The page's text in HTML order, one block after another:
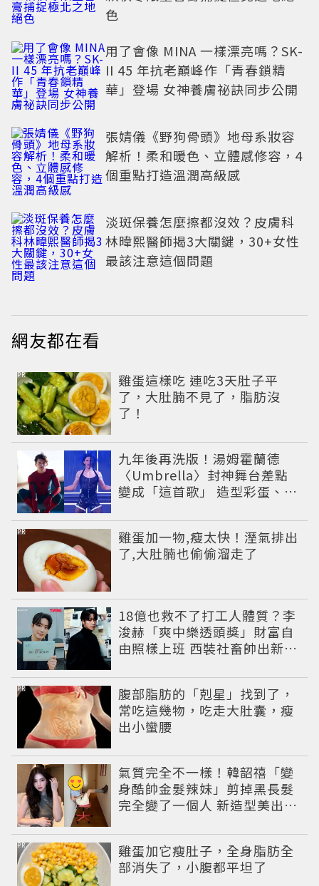
色
用了會像 MINA 一樣漂亮嗎？SK-
II 45 年抗老巔峰作「青春鎖精
華」登場 女神養膚祕訣同步公開
張婧儀《野狗骨頭》地母系妝容
解析！柔和暖色、立體感修容，4
個重點打造溫潤高級感
淡斑保養怎麼擦都沒效？皮膚科
林暐熙醫師揭3大關鍵，30+女性
最該注意這個問題
網友都在看
雞蛋這樣吃 連吃3天肚子平
了，大肚腩不見了，脂肪沒
了！
PR
九年後再洗版！湯姆霍蘭德
〈Umbrella〉封神舞台差點
變成「這首歌」 造型彩蛋、暖
雞蛋加一物,瘦太快！溼氣排出
了,大肚腩也偷偷溜走了
PR
18億也救不了打工人體質？李
浚赫「爽中樂透頭獎」財富自
由照樣上班 西裝社畜帥出新高
腹部脂肪的「剋星」找到了，
常吃這幾物，吃走大肚囊，瘦
出小蠻腰
PR
氣質完全不一樣！韓韶禧「變
身酷帥金髮辣妹」剪掉黑長髮
完全變了一個人 新造型美出新
雞蛋加它瘦肚子，全身脂肪全
部消失了，小腹都平坦了
PR